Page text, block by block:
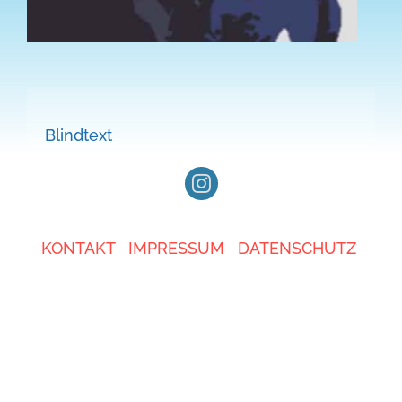
Ganztag
Blindtext
KONTAKT IMPRESSUM DATENSCHUTZ